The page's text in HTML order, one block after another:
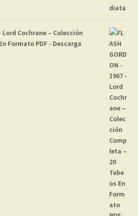
Lord Cochrane – Colección
Formato PDF - Descarga